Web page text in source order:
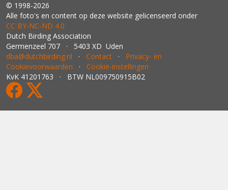
© 1998-2026
Alle foto's en content op deze website gelicenseerd onder
CC BY‑NC‑ND 4.0
Dutch Birding Association
Germenzeel 707 · 5403 XD Uden
dba@dutchbirding.nl · Contact · Privacy- en
Cookievoorwaarden · Cookie-instellingen
KvK 41201763 · BTW NL009750915B02